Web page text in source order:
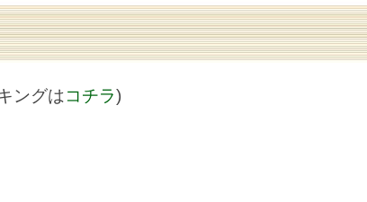
ングはコチラ)